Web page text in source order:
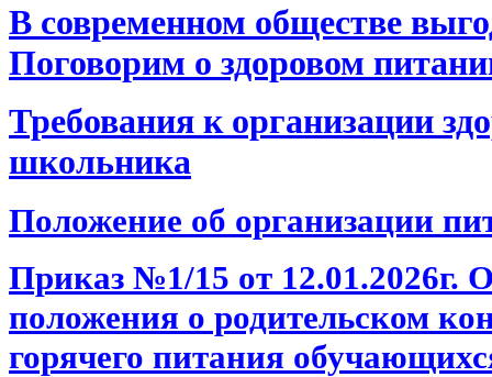
В современном обществе
Поговорим о здоровом
Требования к организации
школьника
Положение об организации
Приказ №1/15 от 12.01.2026г.
положения о родительском
горячего питания